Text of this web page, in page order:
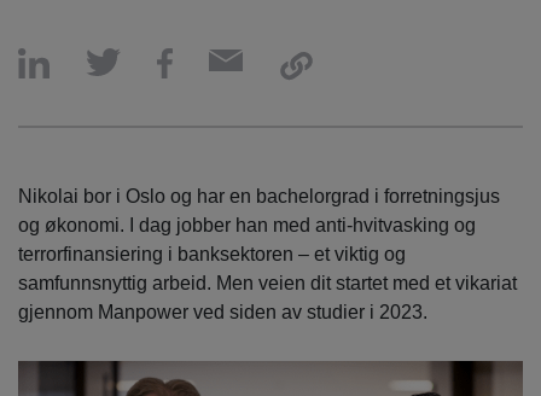
Nikolai bor i Oslo og har en bachelorgrad i forretningsjus
og økonomi. I dag jobber han med anti-hvitvasking og
terrorfinansiering i banksektoren – et viktig og
samfunnsnyttig arbeid. Men veien dit startet med et vikariat
gjennom Manpower ved siden av studier i 2023.